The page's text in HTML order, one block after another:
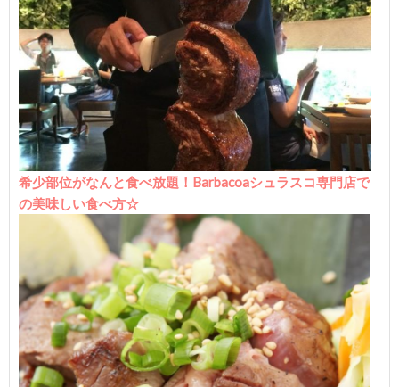
希少部位がなんと食べ放題！Barbacoaシュラスコ専門店で
の美味しい食べ方☆